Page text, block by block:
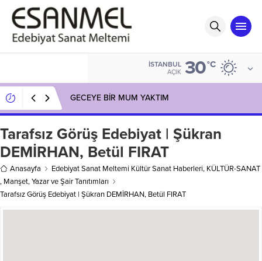
İSTANBUL
AÇIK 30°C
GECEYE BİR MUM YAKTIM
Tarafsız Görüş Edebiyat | Şükran
DEMİRHAN, Betül FIRAT
Anasayfa Edebiyat Sanat Meltemi Kültür Sanat Haberleri, KÜLTÜR-SANAT
, Manşet,Yazar ve Şair Tanıtımları
Tarafsız Görüş Edebiyat | Şükran DEMİRHAN, Betül FIRAT